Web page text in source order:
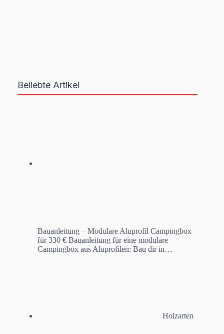
Beliebte Artikel
Bauanleitung – Modulare Aluprofil Campingbox
für 330 € Bauanleitung für eine modulare
Campingbox aus Aluprofilen: Bau dir in…
Holzarten